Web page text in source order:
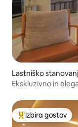
Lastniško
Ekskluzivno in
Najbolj priljubljena
Izbira gostov